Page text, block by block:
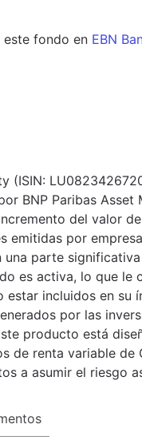
este fondo en EBN
(ISIN:
BNP Paribas Asset
del valor
emitidas por
una parte
es activa, lo que le
incluidos en su
por las
producto está
de renta variable de
a asumir el riesgo